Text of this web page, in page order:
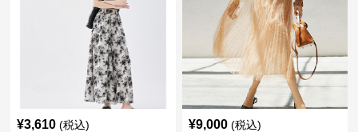
¥3,610 (税込) ¥9,000 (税込)